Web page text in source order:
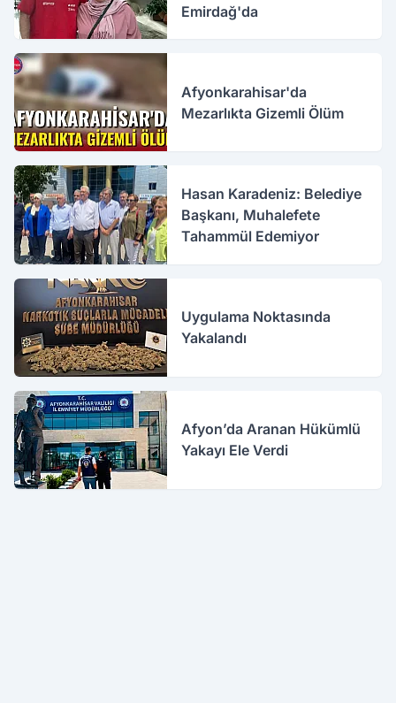
Emirdağ'da
Afyonkarahisar'da
Mezarlıkta Gizemli Ölüm
Hasan Karadeniz: Belediye
Başkanı, Muhalefete
Tahammül Edemiyor
Uygulama Noktasında
Yakalandı
Afyon’da Aranan Hükümlü
Yakayı Ele Verdi